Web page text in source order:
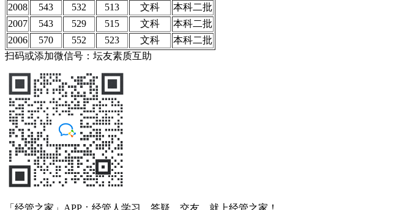
2008
543 532 513 文科
本科二批
2007
543 529 515 文科
本科二批
2006
570 552 523 文科
本科二批
扫码或添加微信号：坛友素质互助
「经管之家」APP：经管人学习、答疑、交友，就上经管之家！